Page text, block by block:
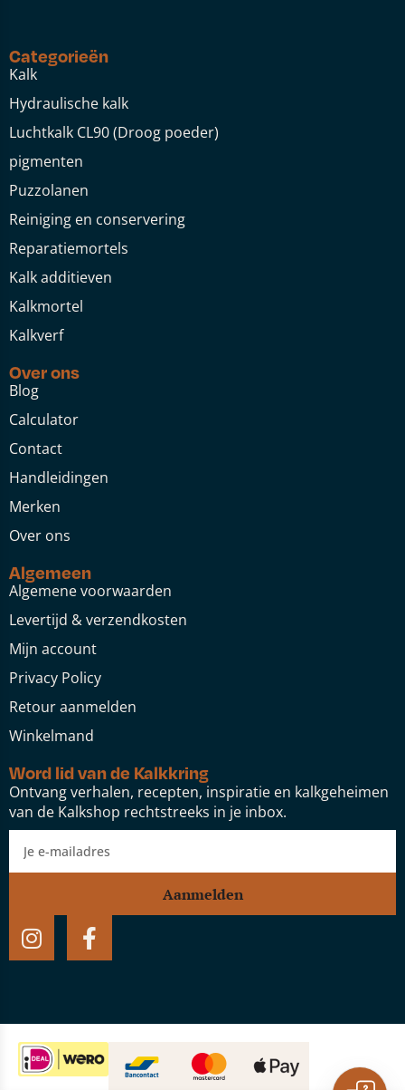
Categorieën
Kalk
Hydraulische kalk
Luchtkalk CL90 (Droog poeder)
pigmenten
Puzzolanen
Reiniging en conservering
Reparatiemortels
Kalk additieven
Kalkmortel
Kalkverf
Over ons
Blog
Calculator
Contact
Handleidingen
Merken
Over ons
Algemeen
Algemene voorwaarden
Levertijd & verzendkosten
Mijn account
Privacy Policy
Retour aanmelden
Winkelmand
Word lid van de Kalkkring
Ontvang verhalen, recepten, inspiratie en kalkgeheimen
van de Kalkshop rechtstreeks in je inbox.
Aanmelden